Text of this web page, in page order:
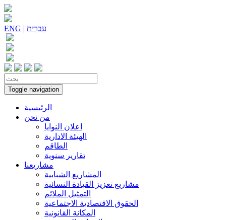
ENG | עִברִית
Toggle navigation
الرئيسية
من نحن
اعلان النوايا
الهيئة الادارية
الطاقم
تقارير سنوية
مشاريعنا
المشاريع الشبابية
مشاريع تعزيز القيادة النسائية
التمثيل الملائم
الحقوق الاقتصادية الاجتماعية
المكانة القانونية